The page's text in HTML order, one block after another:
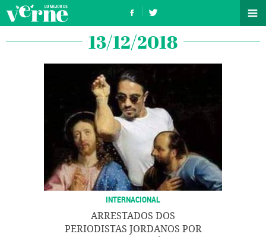
13/12/2018
INTERNACIONAL
ARRESTADOS DOS
PERIODISTAS JORDANOS POR